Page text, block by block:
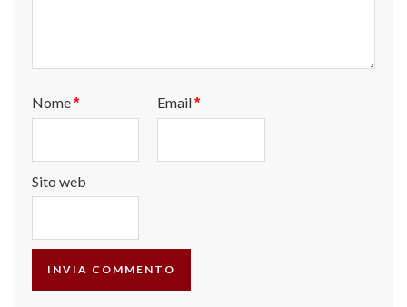
Nome* Email*
Sito web